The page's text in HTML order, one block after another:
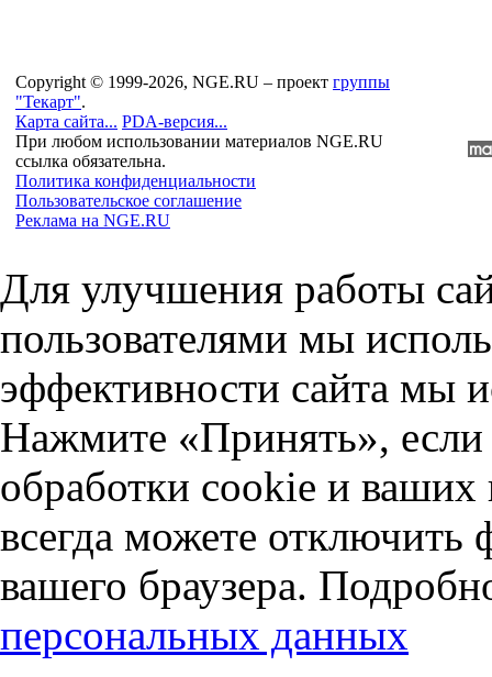
Copyright © 1999-2026, NGE.RU – проект группы
"Текарт".
Карта сайта... PDA-версия...
При любом использовании материалов NGE.RU
ссылка обязательна.
Политика конфиденциальности
Пользовательское соглашение
Реклама на NGE.RU
Для улучшения работы
пользователями мы
эффективности сайта мы
Нажмите «Принять», если
обработки cookie и
всегда можете отключить
вашего браузера.
персональных данных